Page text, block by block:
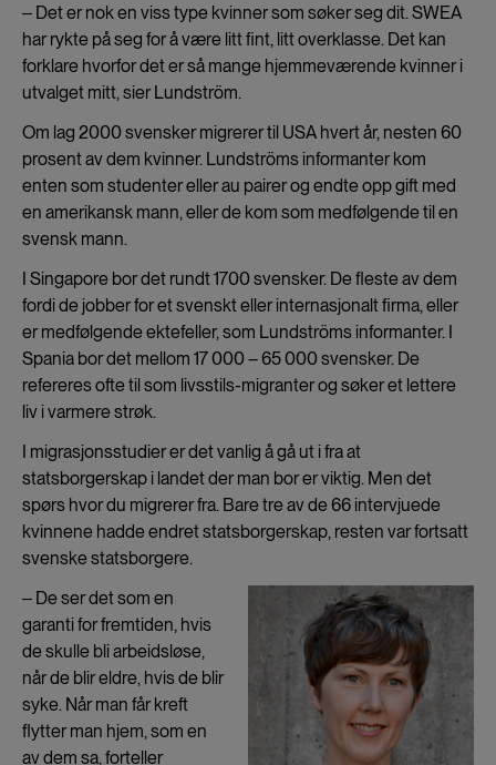
‒ Det er nok en viss type kvinner som søker seg dit. SWEA
har rykte på seg for å være litt fint, litt overklasse. Det kan
forklare hvorfor det er så mange hjemmeværende kvinner i
utvalget mitt, sier Lundström.
Om lag 2000 svensker migrerer til USA hvert år, nesten 60
prosent av dem kvinner. Lundströms informanter kom
enten som studenter eller au pairer og endte opp gift med
en amerikansk mann, eller de kom som medfølgende til en
svensk mann.
I Singapore bor det rundt 1700 svensker. De fleste av dem
fordi de jobber for et svenskt eller internasjonalt firma, eller
er medfølgende ektefeller, som Lundströms informanter. I
Spania bor det mellom 17 000 – 65 000 svensker. De
refereres ofte til som livsstils-migranter og søker et lettere
liv i varmere strøk.
I migrasjonsstudier er det vanlig å gå ut i fra at
statsborgerskap i landet der man bor er viktig. Men det
spørs hvor du migrerer fra. Bare tre av de 66 intervjuede
kvinnene hadde endret statsborgerskap, resten var fortsatt
svenske statsborgere.
‒ De ser det som en
garanti for fremtiden, hvis
de skulle bli arbeidsløse,
når de blir eldre, hvis de blir
syke. Når man får kreft
flytter man hjem, som en
av dem sa, forteller